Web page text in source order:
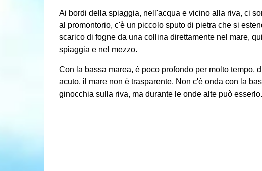
Ai bordi della spiaggia, nell'acqua e vicino alla riva, ci
al promontorio, c'è un piccolo sputo di pietra che si
scarico di fogne da una collina direttamente nel mare,
spiaggia e nel mezzo.
Con la bassa marea, è poco profondo per molto tempo,
acuto, il mare non è trasparente. Non c'è onda con la
ginocchia sulla riva, ma durante le onde alte può esserlo.